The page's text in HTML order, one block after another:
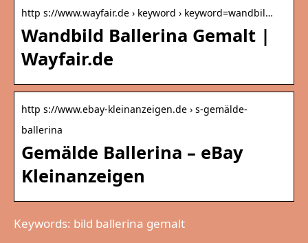
http s://www.wayfair.de › keyword › keyword=wandbil…
Wandbild Ballerina Gemalt |
Wayfair.de
http s://www.ebay-kleinanzeigen.de › s-gemälde-
ballerina
Gemälde Ballerina – eBay
Kleinanzeigen
Keywords: bild ballerina gemalt